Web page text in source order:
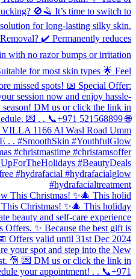
This Christmas! ✨🎄 This holid